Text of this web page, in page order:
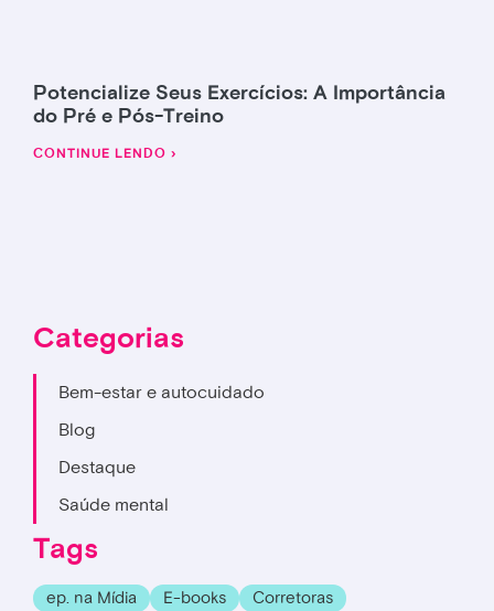
Potencialize Seus Exercícios: A Importância
do Pré e Pós-Treino
CONTINUE LENDO ›
Categorias
Bem-estar e autocuidado
Blog
Destaque
Saúde mental
Tags
ep. na Mídia E-books
Corretoras